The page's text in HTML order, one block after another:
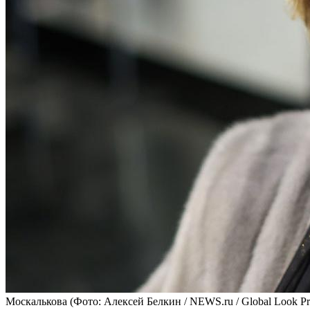
Москалькова (Фото: Алексей Белкин / NEWS.ru / Global Look